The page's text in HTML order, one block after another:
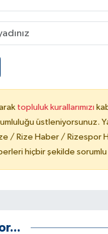
topluluk kurallarımızı
üstleniyorsunuz.
/ Rize Haber / Rizespor
hiçbir şekilde